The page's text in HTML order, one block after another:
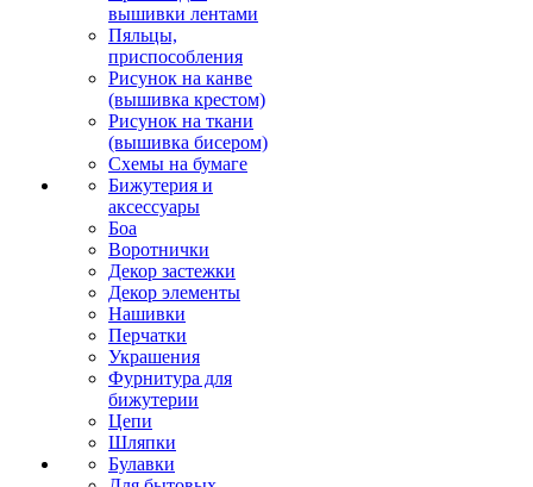
вышивки лентами
Пяльцы,
приспособления
Рисунок на канве
(вышивка крестом)
Рисунок на ткани
(вышивка бисером)
Схемы на бумаге
Бижутерия и
аксессуары
Боа
Воротнички
Декор застежки
Декор элементы
Нашивки
Перчатки
Украшения
Фурнитура для
бижутерии
Цепи
Шляпки
Булавки